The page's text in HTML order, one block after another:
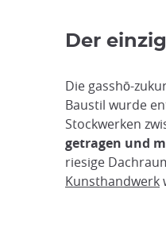
Der
Die gasshō-
Baustil wurde
Stockwerken
getragen und
riesige
Kunsthandwerk